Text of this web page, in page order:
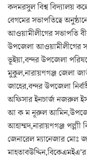
কদমরসুল বিশ্ব বিদ্যালয়
বেগমের সভাপতিত্বে
আওয়ামীলীগের সভাপতি
উপজেলা আওয়ামীলীগের
ভূইয়া,বন্দর উপজেলা
মুকুল,নারায়ণগঞ্জ জেলা
জাহের,বন্দর উপজেলা
অফিসার ইনচার্জ নজরুল
আ ক ম নূরুল আমিন,উপজেলা
আহাম্মদ,নারায়ণগঞ্জ
জেনারেল ম্যানেজার মোঃ